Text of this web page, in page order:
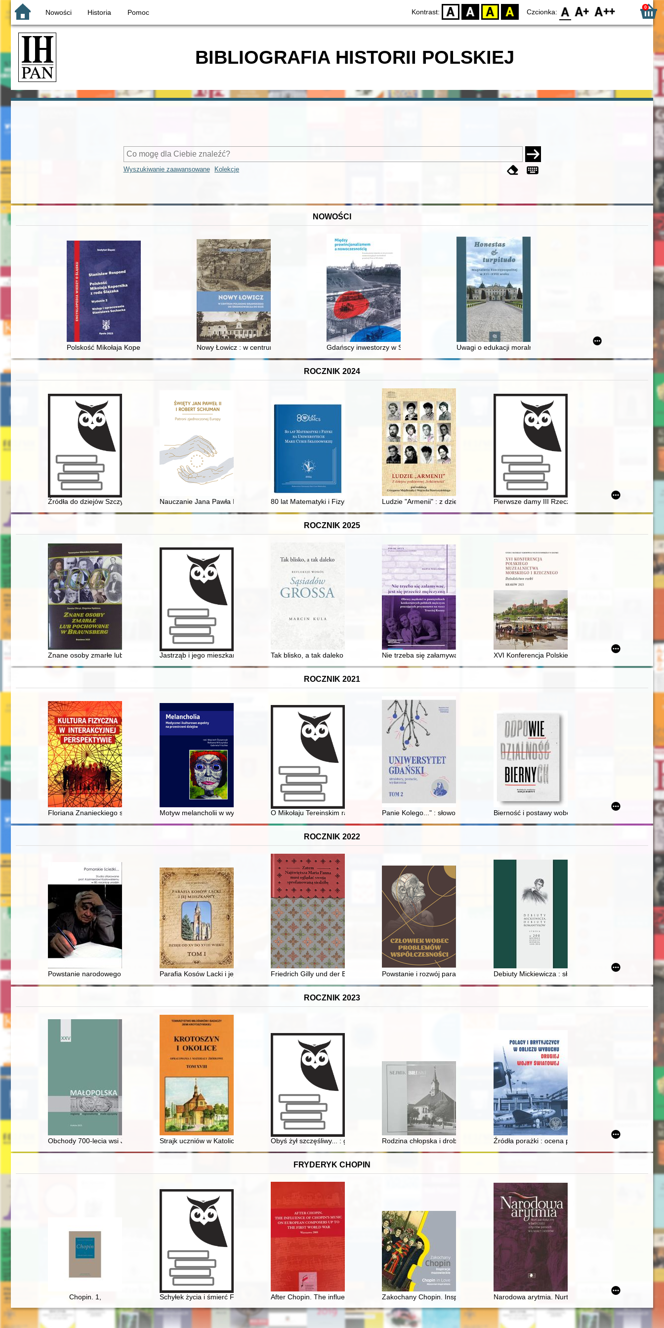
Nowości Historia Pomoc Kontrast: D BW YB BY Czcionka: F0 F1 F2 0
BIBLIOGRAFIA HISTORII POLSKIEJ
Wyszukiwanie zaawansowane Kolekcje
NOWOŚCI
Polskość Mikołaja Kopernika z rodu ŚlązakaNowy Łowicz : w centrum poligonu drawskiego od średniowiecza do dziśGdańscy inwestorzy w Sopocie : prestiż finansowy i towarzyski lokalnego mieszczaństwa w 2. poł. XIX w
Uwagi o edukacji moralnej synów szlacheckich w XVI-wiecznej
ROCZNIK 2024
Źródła do dziejów Szczytna w zasobie Archiwum Państwowego w Olsztynie
Nauczanie Jana Pawła II i jego rola w procesie integracji europejskiej80 lat Matematyki i Fizyki na Uniwersytecie Marii Curie-Skłodowskiej : praca zbiorowa
Ludzie "Armenii" : z dziejów podziemnej "Solidarności"Pierwsze damy III Rzeczypospolitej : portret
ROCZNIK 2025
Znane osoby zmarłe lub pochowane w BraunsbergJastrząb i jego mieszkańcy w świetle ksiąg miejskich z XVII wiekuTak blisko, a tak daleko : refleksje wokół "Sąsiadów" GrossaNie trzeba się załamywać, jest się przecież mężczyzną" : obrazy męskości w
XVI Konferencja Polskiego Muzealnictwa Morskiego i
ROCZNIK 2021
Floriana Znanieckiego socjologiczna wizja kultury fizycznejMotyw melancholii w wybranych źródłach średniowiecznychO Mikołaju Tereinskim raz jeszcze : kontekst historyczno-artystyczny portretu zbiorowego rodziny Krasickich
Panie Kolego..." : słowo o Profesorze Jerzym MłynarczykuBierność i postawy wobec zaangażowanych we
ROCZNIK 2022
Powstanie narodowego dziedzictwa archiwalnego w Polsce XX i XXI wieku
Parafia Kosów Lacki i jej mieszkańcy : dzieje od XV do XVIII wieku. T. 1
Friedrich Gilly und der Beginn der Marienburg-RomantikPowstanie i rozwój parafii pw. Wszystkich Świętych w Karniewie na tle dziejów i
Debiuty Mickiewicza : sławne, zauważone i
ROCZNIK 2023
Obchody 700-lecia wsi Jangrot Strajk uczniów w Katolickiej Szkole Ludowej na Błoniu w latach 1906–1907
Obyś żył szczęśliwy... : gród w Tumie pod Łęczycą od czasów plemiennych do rządów Kazimierza Wielkiego : 500 lat
Rodzina chłopska i drobnoszlachecka na historycznym Podlasiu (XVII-XIX wiek)
Źródła porażki : ocena polskiego dowództwa w 1939
FRYDERYK CHOPIN
Chopin. 1, Schyłek życia i śmierć Fryderyka Chopina [1810-1849]After Chopin. The influence of Chopin's music on European composers up to the first world war
Zakochany Chopin. Inspiracje mazowieckie. Chopin in love. Masovian inspiration
Narodowa arytmia. Nurt patriotyczny w twórczości